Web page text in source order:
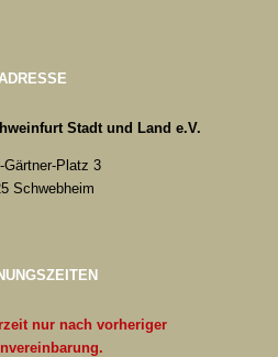
ADRESSE
Stadt und Land e.V.
Gärtner-Platz 3
Schwebheim
nur nach vorheriger